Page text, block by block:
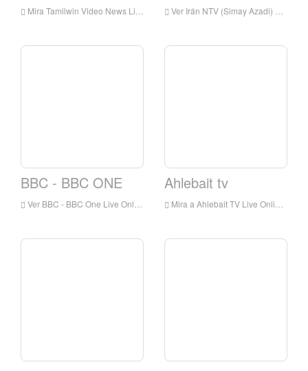
Mira Tamilwin Video News Live Online, Tamilwin Video News HD Streaming en vivo, Tamilwin Video News Watch Live TV de Inglaterra Ver Irán NTV (Simay Azadi) Live Online, IranTV (Simay Azadi) HD Streaming, IranNTV (Simay Azadi) Reloj TV en vivo de Inglaterra
BBC - BBC ONE
Ver BBC - BBC One Live Online, BBC - BBC One HD Streaming en vivo, BBC - BBC One Watch TV en vivo de Inglaterra
Ahlebait tv
Mira a Ahlebait TV Live Online, Ahlebait TV HD Streaming en vivo, Ahlebait TV Reloj en vivo de Inglaterra